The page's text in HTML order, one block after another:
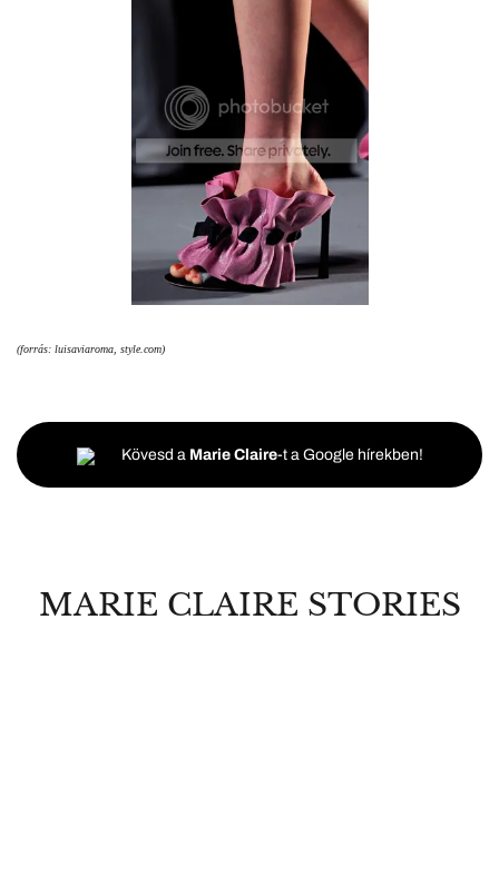
(forrás: luisaviaroma, style.com)
Kövesd a Marie Claire-t a Google hírekben!
MARIE CLAIRE STORIES